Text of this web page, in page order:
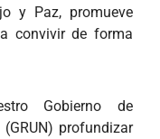
y Paz, promueve
convivir de forma
Gobierno de
profundizar